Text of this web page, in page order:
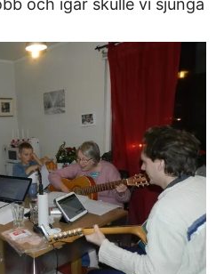
och igår skulle vi sjunga